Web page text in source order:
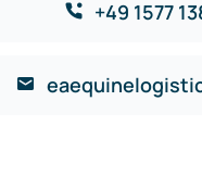
+49 1577